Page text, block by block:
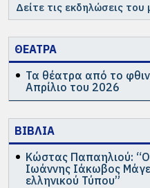
Δείτε τις εκδηλώσεις του
ΘΕΑΤΡΑ
Τα θέατρα από το
Απρίλιο του 2026
ΒΙΒΛΙΑ
Κώστας Παπαηλιού:
Ιωάννης Ιάκωβος
ελληνικού Τύπου”